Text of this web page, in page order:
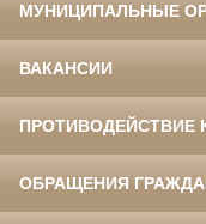
МУНИЦИПАЛЬНЫЕ
ВАКАНСИИ
ПРОТИВОДЕЙСТВИЕ
ОБРАЩЕНИЯ